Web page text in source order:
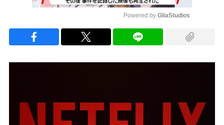
Powered by GliaStudios